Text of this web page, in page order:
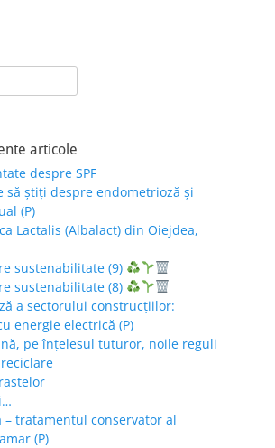
articole
despre SPF
să știți despre endometrioză și
(P)
Lactalis (Albalact) din Oiejdea,
sustenabilitate (9)
sustenabilitate (8)
a sectorului construcțiilor:
energie electrică (P)
pe înțelesul tuturor, noile reguli
– tratamentul conservator al
(P)